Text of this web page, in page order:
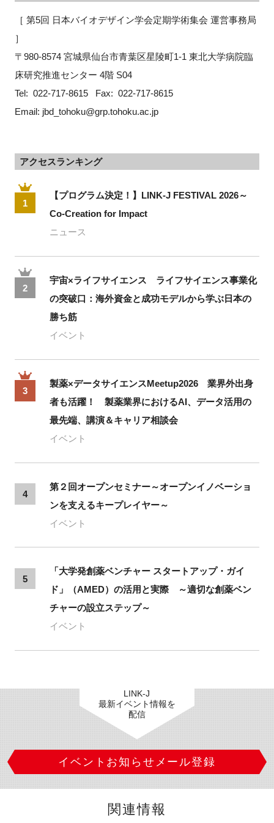
［ 第5回 日本バイオデザイン学会定期学術集会 運営事務局
］
〒980-8574 宮城県仙台市青葉区星陵町1-1 東北大学病院臨
床研究推進センター 4階 S04
Tel:  022-717-8615   Fax:  022-717-8615
Email: jbd_tohoku@grp.tohoku.ac.jp
アクセスランキング
1
【プログラム決定！】LINK-J FESTIVAL 2026～
Co-Creation for Impact
ニュース
2
宇宙×ライフサイエンス ライフサイエンス事業化
の突破口：海外資金と成功モデルから学ぶ日本の
勝ち筋
イベント
3
製薬×データサイエンスMeetup2026 業界外出身
者も活躍！ 製薬業界におけるAI、データ活用の
最先端、講演＆キャリア相談会
イベント
4
第２回オープンセミナー～オープンイノベーショ
ンを支えるキープレイヤー～
イベント
5
「大学発創薬ベンチャー スタートアップ・ガイ
ド」（AMED）の活用と実際 ～適切な創薬ベン
チャーの設立ステップ～
イベント
LINK-J
最新イベント情報を
配信
イベントお知らせメール登録
関連情報